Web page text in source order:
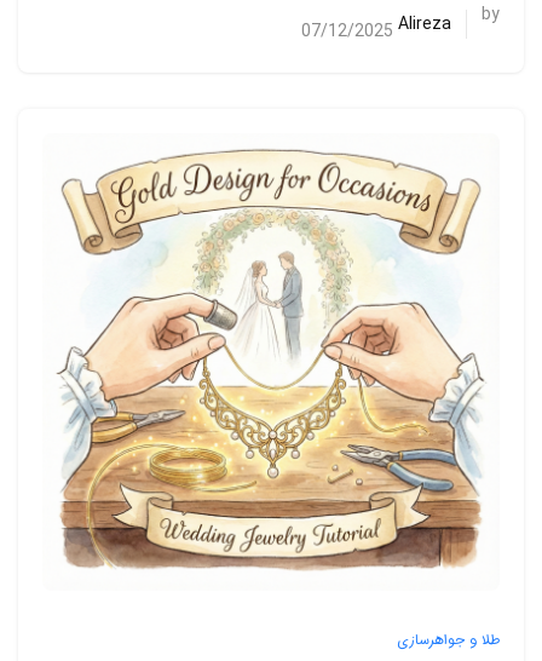
by
Alireza
07/12/2025
طلا و جواهرسازی